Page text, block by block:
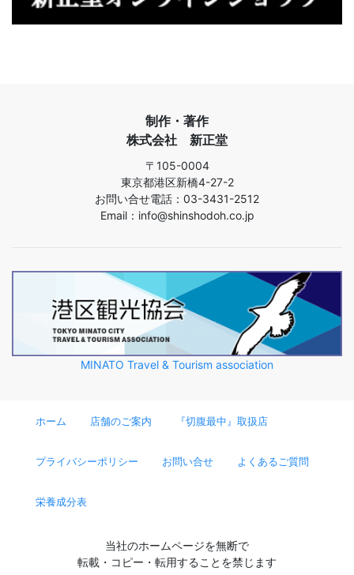
制作・著作
株式会社 新正堂
〒105-0004
東京都港区新橋4-27-2
お問い合せ電話：03-3431-2512
Email：info@shinshodoh.co.jp
MINATO Travel & Tourism association
ホーム 店舗のご案内 『切腹最中』取扱店
プライバシーポリシー お問い合せ よくあるご質問
栄養成分表
当社のホームページを無断で
転載・コピー・転用することを禁じます